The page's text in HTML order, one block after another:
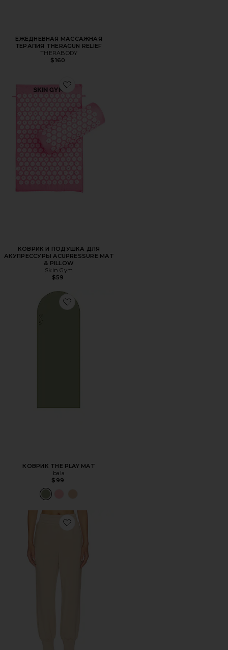
ЕЖЕДНЕВНАЯ МАССАЖНАЯ
ТЕРАПИЯ THERAGUN RELIEF
THERABODY
$160
Favorite КОВРИК И ПОДУШКА ДЛЯ АКУПРЕССУРЫ
КОВРИК И ПОДУШКА ДЛЯ
АКУПРЕССУРЫ ACUPRESSURE MAT
& PILLOW
Skin Gym
$59
Favorite КОВРИК THE PLAY MAT
КОВРИК THE PLAY MAT
bala
$99
Favorite БРЮКИ С МАНЖЕТАМИ THE SLIM